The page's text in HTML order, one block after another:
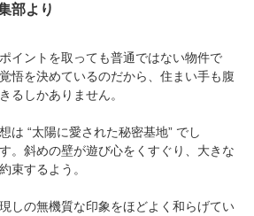
部より
イントを取っても普通ではない物件で
悟を決めているのだから、住まい手も腹
るしかありません。
は “太陽に愛された秘密基地” でし
斜めの壁が遊び心をくすぐり、大きな
束するよう。
しの無機質な印象をほどよく和らげてい